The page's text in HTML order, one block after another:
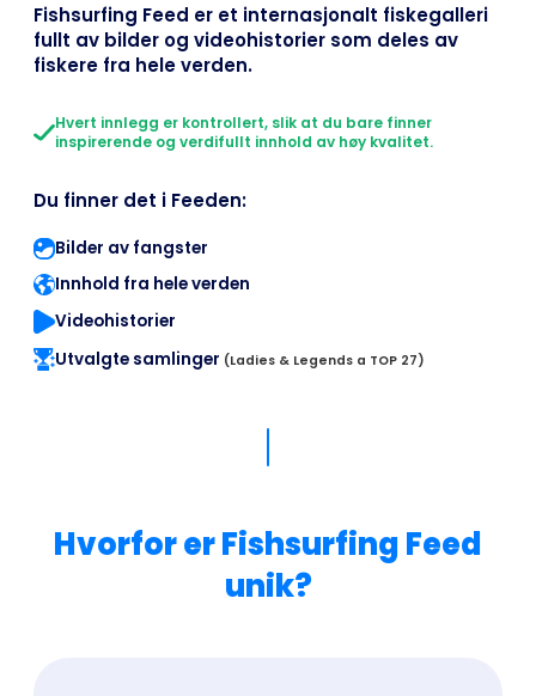
Fishsurfing Feed er et internasjonalt fiskegalleri
fullt av bilder og videohistorier som deles av
fiskere fra hele verden.
Hvert innlegg er kontrollert, slik at du bare finner
inspirerende og verdifullt innhold av høy kvalitet.
Du finner det i Feeden:
Bilder av fangster
Innhold fra hele verden
Videohistorier
Utvalgte samlinger (Ladies & Legends a TOP 27)
Hvorfor er Fishsurfing Feed
unik?